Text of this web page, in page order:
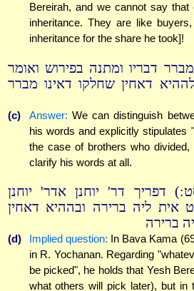
Bereirah, and we cannot say
inheritance. They are like
inheritance for the share he took]!
דבריו ומתנה בפירוש ואומר
דאחין שחלקו דאינו מברר
(c) Answer: We can distinguish
his words and explicitly stipulates
the case of brothers who
clarify his words at all.
דפריך דר' יוחנן אדר' יוחנן
אית ליה ברירה ובההיא דאחין
ברירה
(d) Implied question: In Bava Kama
in R. Yochanan. Regarding
be picked", he holds that Yesh
what others will pick later), but in